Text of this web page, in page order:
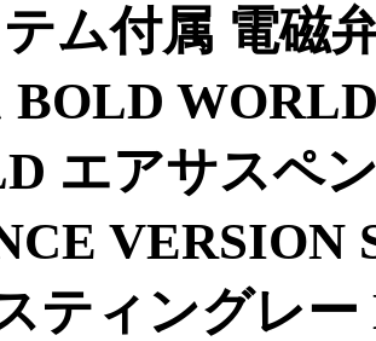
ム付属 電磁
BOLD
エアサスペ
VERSION
ティングレ